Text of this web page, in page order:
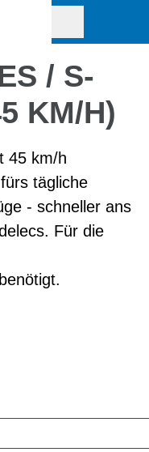
/ S-
KM/H)
45 km/h
tägliche
- schneller ans
Für die